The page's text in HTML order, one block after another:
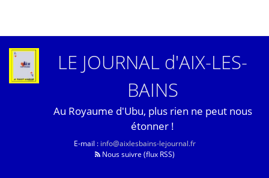
LE JOURNAL d'AIX-LES-
BAINS
Au Royaume d'Ubu, plus rien ne peut nous
étonner !
E-mail : info@aixlesbains-lejournal.fr
Nous suivre (flux RSS)